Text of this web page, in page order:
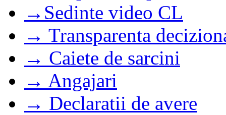
→Sedinte video CL
→ Transparenta
→ Caiete de sarcini
→ Angajari
→ Declaratii de avere